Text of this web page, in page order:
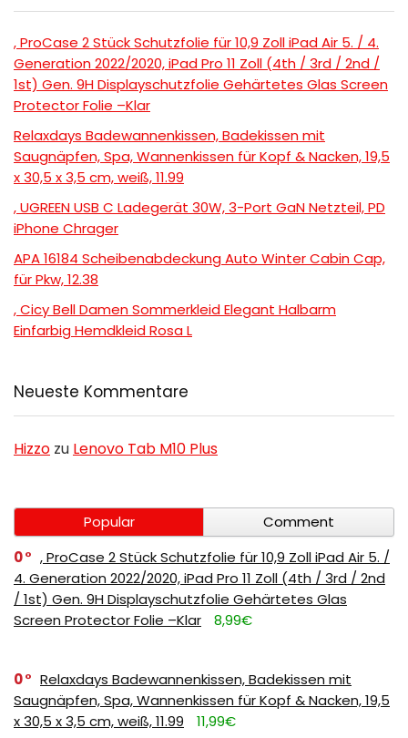
, ProCase 2 Stück Schutzfolie für 10,9 Zoll iPad Air 5. / 4.
Generation 2022/2020, iPad Pro 11 Zoll (4th / 3rd / 2nd /
1st) Gen. 9H Displayschutzfolie Gehärtetes Glas Screen
Protector Folie –Klar
Relaxdays Badewannenkissen, Badekissen mit
Saugnäpfen, Spa, Wannenkissen für Kopf & Nacken, 19,5
x 30,5 x 3,5 cm, weiß, 11.99
, UGREEN USB C Ladegerät 30W, 3-Port GaN Netzteil, PD
iPhone Chrager
APA 16184 Scheibenabdeckung Auto Winter Cabin Cap,
für Pkw, 12.38
, Cicy Bell Damen Sommerkleid Elegant Halbarm
Einfarbig Hemdkleid Rosa L
Neueste Kommentare
Hizzo zu Lenovo Tab M10 Plus
Popular
Comment
0
, ProCase 2 Stück Schutzfolie für 10,9 Zoll iPad Air 5. /
4. Generation 2022/2020, iPad Pro 11 Zoll (4th / 3rd / 2nd
/ 1st) Gen. 9H Displayschutzfolie Gehärtetes Glas
Screen Protector Folie –Klar
8,99€
0
Relaxdays Badewannenkissen, Badekissen mit
Saugnäpfen, Spa, Wannenkissen für Kopf & Nacken, 19,5
x 30,5 x 3,5 cm, weiß, 11.99
11,99€